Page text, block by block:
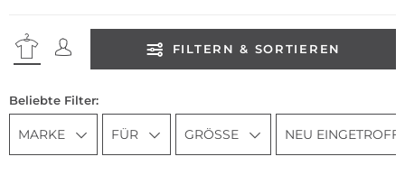
FILTERN & SORTIEREN
Beliebte Filter:
MARKE FÜR GRÖSSE NEU